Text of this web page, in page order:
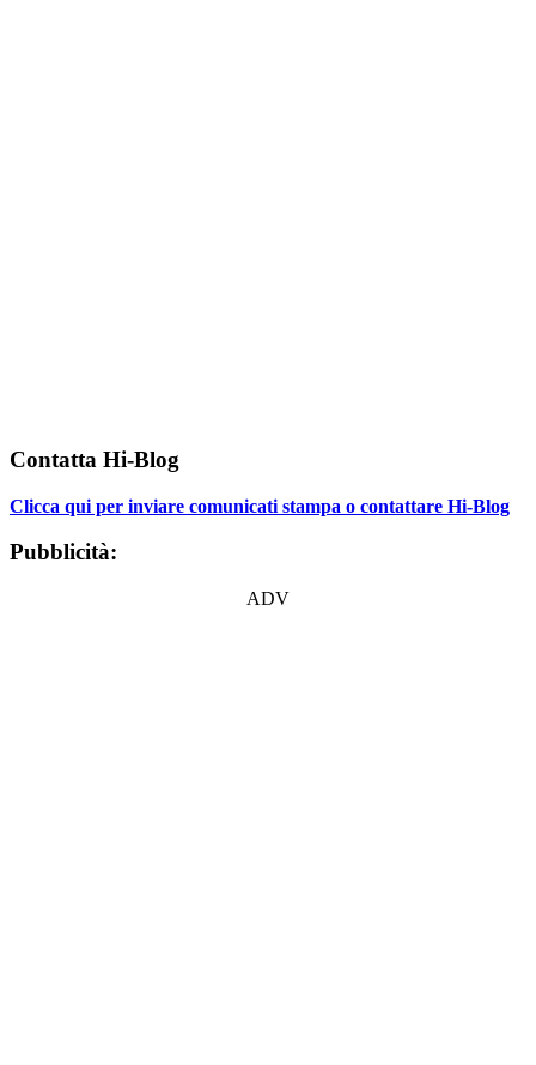
Contatta Hi-Blog
Clicca qui per inviare comunicati stampa o contattare Hi-Blog
Pubblicità:
ADV